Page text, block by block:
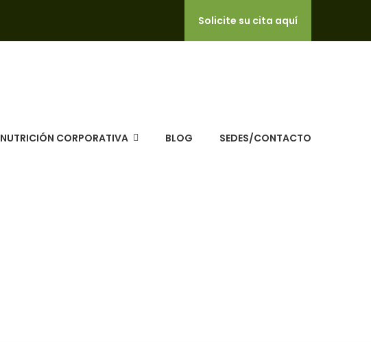
Solicite su cita aquí
NUTRICIÓN CORPORATIVA BLOG SEDES/CONTACTO